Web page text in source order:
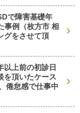
で障害基礎年
事例（枚方市 相
グをさせて頂
以上前の初診日
を頂いたケース
倦怠感で仕事中